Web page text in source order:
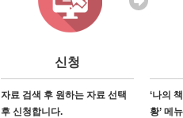
신청
자료 검색 후 원하는 자료 선택
후 신청합니다.
‘나의
황’ 메